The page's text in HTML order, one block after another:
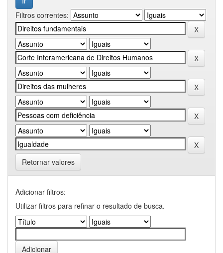
Filtros correntes:
Retornar valores
Adicionar filtros:
Utilizar filtros para refinar o resultado de busca.